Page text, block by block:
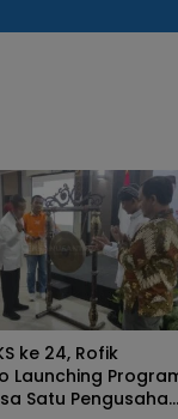
ke 24, Rofik
Launching
Satu Pengusaha